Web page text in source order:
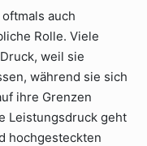
auch
Rolle. Viele
weil sie
während sie sich
ihre Grenzen
Leistungsdruck geht
hochgesteckten